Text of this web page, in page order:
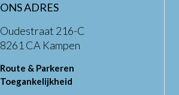
ONS ADRES
Oudestraat 216-C
8261 CA Kampen
Route & Parkeren
Toegankelijkheid